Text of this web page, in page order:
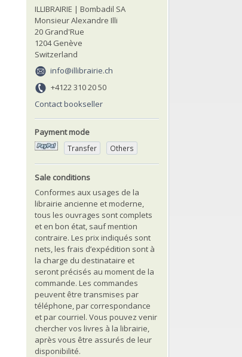
ILLIBRAIRIE | Bombadil SA
Monsieur Alexandre Illi
20 Grand'Rue
1204 Genève
Switzerland
info@illibrairie.ch
+4122 310 20 50
Contact bookseller
Payment mode
Transfer Others
Sale conditions
Conformes aux usages de la
librairie ancienne et moderne,
tous les ouvrages sont complets
et en bon état, sauf mention
contraire. Les prix indiqués sont
nets, les frais d’expédition sont à
la charge du destinataire et
seront précisés au moment de la
commande. Les commandes
peuvent être transmises par
téléphone, par correspondance
et par courriel. Vous pouvez venir
chercher vos livres à la librairie,
après vous être assurés de leur
disponibilité.